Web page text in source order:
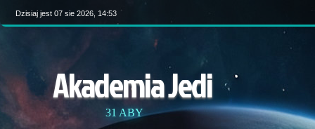
Dzisiaj jest 07 sie 2026, 14:53
Akademia Jedi
31 ABY